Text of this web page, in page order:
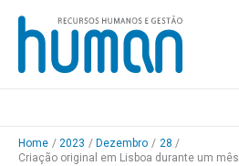
Skip
content
Home 2023 Dezembro
28
Criação original em Lisboa durante um mês